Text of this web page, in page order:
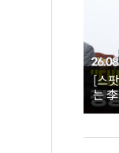
[스
는